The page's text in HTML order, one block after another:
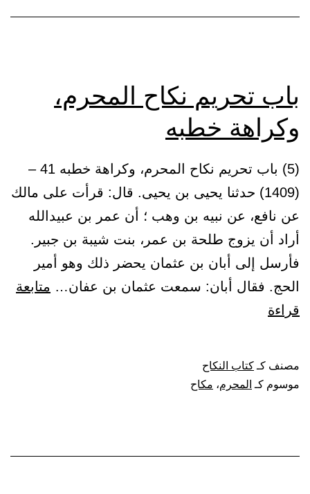
باب تحريم نكاح المحرم،
وكراهة خطبه
(5) باب تحريم نكاح المحرم، وكراهة خطبه 41 –
(1409) حدثنا يحيى بن يحيى. قال: قرأت على مالك
عن نافع، عن نبيه بن وهب ؛ أن عمر بن عبيدالله
أراد أن يزوج طلحة بن عمر، بنت شيبة بن جبير.
فأرسل إلى أبان بن عثمان يحضر ذلك وهو أمير
الحج. فقال أبان: سمعت عثمان بن عفان… متابعة
قراءة
المحرم،
مصنف كـ كتاب النكاح
موسوم كـ المحرم، مكاح